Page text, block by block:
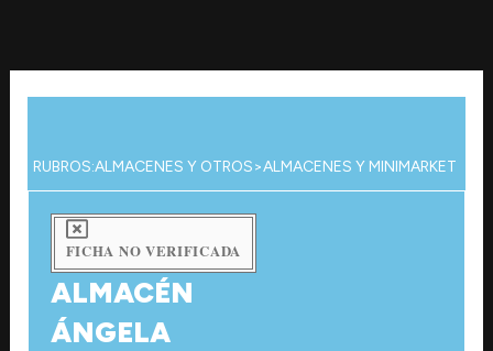
contenido
RUBROS:ALMACENES Y OTROS>ALMACENES Y MINIMARKET
FICHA NO VERIFICADA
ALMACÉN
ÁNGELA